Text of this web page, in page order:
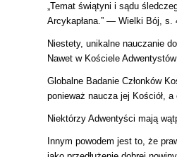
„Temat świątyni i sądu
Arcykapłana.” — Wielki Bój, s.
Niestety, unikalne nauczanie
Nawet w Kościele
Globalne Badanie Członków
ponieważ naucza jej Kościół, a
Niektórzy Adwentyści mają
Innym powodem jest to, że